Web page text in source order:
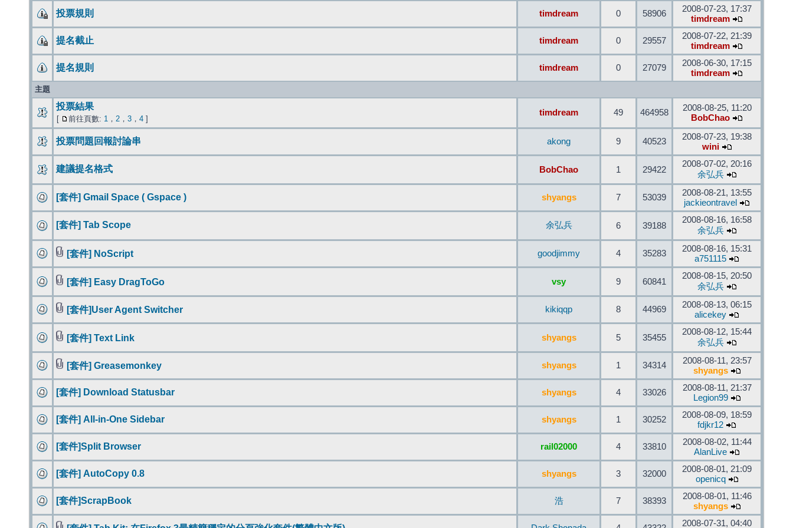
投票規則 timdream 0 58906
2008-07-23, 17:37
timdream
提名截止 timdream 0 29557
2008-07-22, 21:39
timdream
提名規則 timdream 0 27079
2008-06-30, 17:15
timdream
主題
投票結果
[ 前往頁數: 1 ， 2 ， 3 ， 4 ]
timdream 49 464958
2008-08-25, 11:20
BobChao
投票問題回報討論串 akong 9 40523
2008-07-23, 19:38
wini
建議提名格式 BobChao 1 29422
2008-07-02, 20:16
余弘兵
[套件] Gmail Space ( Gspace ) shyangs 7 53039
2008-08-21, 13:55
jackieontravel
[套件] Tab Scope 余弘兵 6 39188
2008-08-16, 16:58
余弘兵
[套件] NoScript goodjimmy 4 35283
2008-08-16, 15:31
a751115
[套件] Easy DragToGo vsy 9 60841
2008-08-15, 20:50
余弘兵
[套件]User Agent Switcher kikiqqp 8 44969
2008-08-13, 06:15
alicekey
[套件] Text Link shyangs 5 35455
2008-08-12, 15:44
余弘兵
[套件] Greasemonkey shyangs 1 34314
2008-08-11, 23:57
shyangs
[套件] Download Statusbar shyangs 4 33026
2008-08-11, 21:37
Legion99
[套件] All-in-One Sidebar shyangs 1 30252
2008-08-09, 18:59
fdjkr12
[套件]Split Browser rail02000 4 33810
2008-08-02, 11:44
AlanLive
[套件] AutoCopy 0.8 shyangs 3 32000
2008-08-01, 21:09
openicq
[套件]ScrapBook 浩 7 38393
2008-08-01, 11:46
shyangs
2008-07-31, 04:40